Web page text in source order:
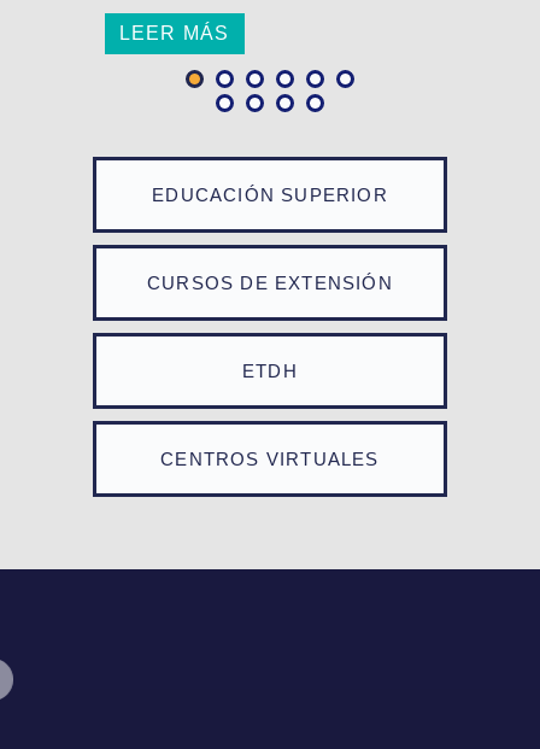
EDUCACIÓN SUPERIOR
CURSOS DE EXTENSIÓN
ETDH
CENTROS VIRTUALES
LEER MÁS